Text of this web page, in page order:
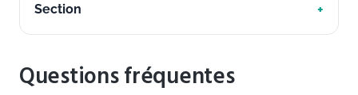
Section
Questions fréquentes